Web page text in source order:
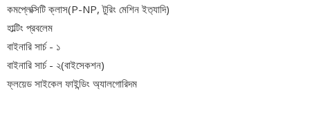
কমপ্লেক্সিটি ক্লাস(P-NP, টুরিং মেশিন ইত‍্যাদি)
হাল্টিং প্রবলেম
বাইনারি সার্চ - ১
বাইনারি সার্চ - ২(বাইসেকশন)
ফ্লয়েড সাইকেল ফাইন্ডিং অ্যালগোরিদম